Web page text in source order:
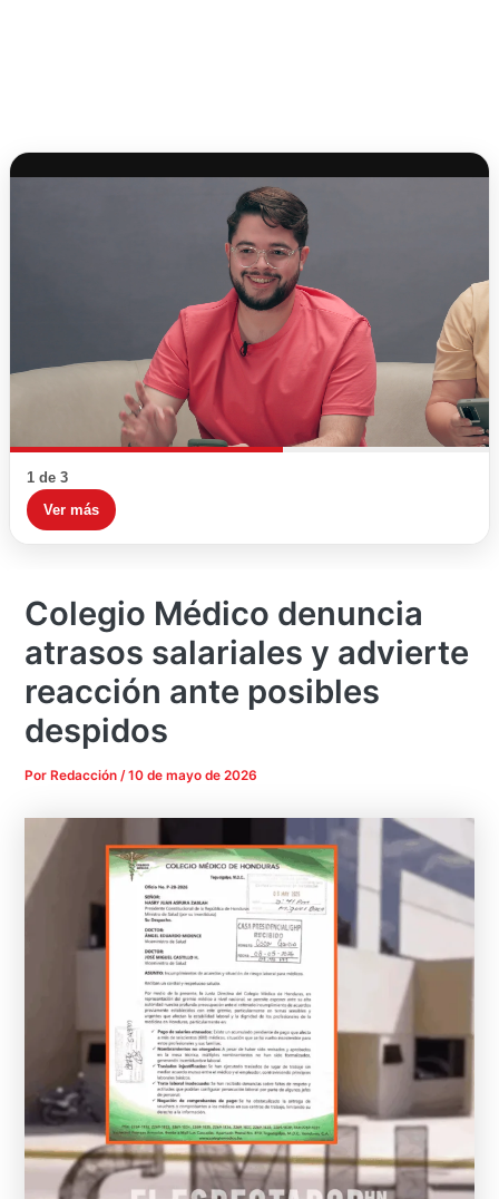
1 de 3
Ver más
Colegio Médico denuncia
atrasos salariales y advierte
reacción ante posibles
despidos
Por Redacción/10 de mayo de 2026